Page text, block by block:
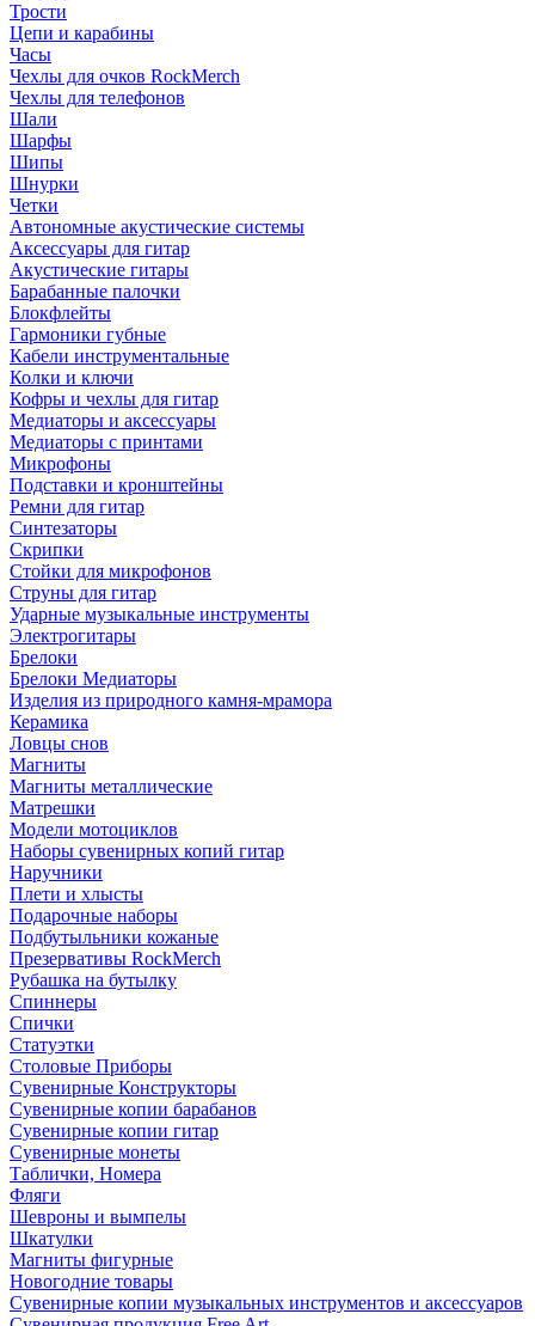
Трости
Цепи и карабины
Часы
Чехлы для очков RockMerch
Чехлы для телефонов
Шали
Шарфы
Шипы
Шнурки
Четки
Автономные акустические системы
Аксессуары для гитар
Акустические гитары
Барабанные палочки
Блокфлейты
Гармоники губные
Кабели инструментальные
Колки и ключи
Кофры и чехлы для гитар
Медиаторы и аксессуары
Медиаторы с принтами
Микрофоны
Подставки и кронштейны
Ремни для гитар
Синтезаторы
Скрипки
Стойки для микрофонов
Струны для гитар
Ударные музыкальные инструменты
Электрогитары
Брелоки
Брелоки Медиаторы
Изделия из природного камня-мрамора
Керамика
Ловцы снов
Магниты
Магниты металлические
Матрешки
Модели мотоциклов
Наборы сувенирных копий гитар
Наручники
Плети и хлысты
Подарочные наборы
Подбутыльники кожаные
Презервативы RockMerch
Рубашка на бутылку
Спиннеры
Спички
Статуэтки
Столовые Приборы
Сувенирные Конструкторы
Сувенирные копии барабанов
Сувенирные копии гитар
Сувенирные монеты
Таблички, Номера
Фляги
Шевроны и вымпелы
Шкатулки
Магниты фигурные
Новогодние товары
Сувенирные копии музыкальных инструментов и аксессуаров